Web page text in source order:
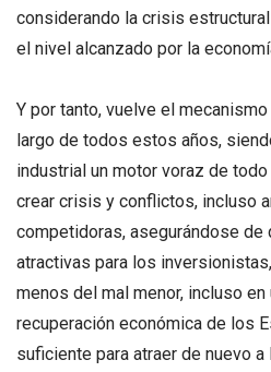
considerando la crisis
el nivel alcanzado por la
Y por tanto, vuelve el
largo de todos estos años,
industrial un motor voraz de
crear crisis y conflictos, incluso
competidoras, asegurándose de
atractivas para los
menos del mal menor, incluso
recuperación económica de los
suficiente para atraer de nuevo